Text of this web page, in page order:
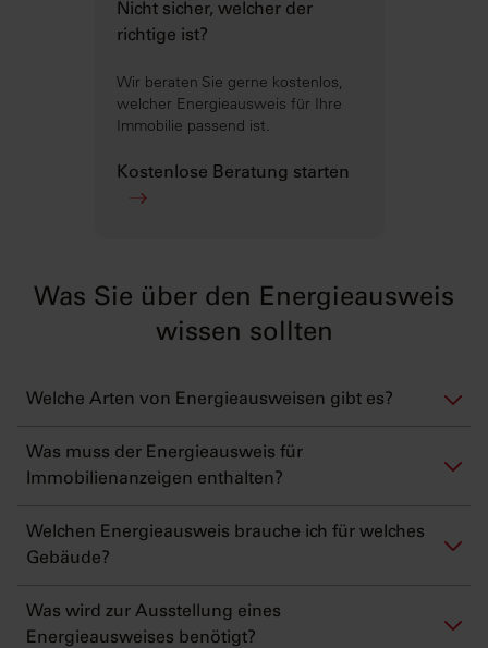
Nicht sicher, welcher der
richtige ist?
Wir beraten Sie gerne kostenlos,
welcher Energieausweis für Ihre
Immobilie passend ist.
Kostenlose Beratung starten
Was Sie über den Energieausweis
wissen sollten
Welche Arten von Energieausweisen gibt es?
Was muss der Energieausweis für
Immobilienanzeigen enthalten?
Welchen Energieausweis brauche ich für welches
Gebäude?
Was wird zur Ausstellung eines
Energieausweises benötigt?